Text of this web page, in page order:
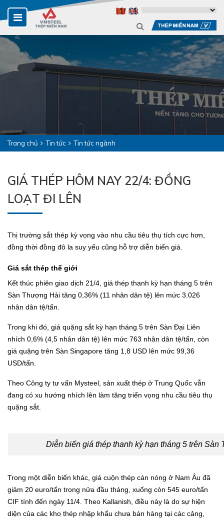
Trang chủ Tin tức Tin tức ngành
GIÁ THÉP HÔM NAY 22/4: ĐỒNG
LOẠT ĐI LÊN
Thị trường sắt thép kỳ vọng vào nhu cầu tiêu thụ tích cực hơn,
đồng thời đồng đô la suy yếu cũng hỗ trợ diễn biến giá.
Giá sắt thép thế giới
Kết thúc phiên giao dịch 21/4, giá thép thanh kỳ hạn tháng 5 trên
Sàn Thượng Hải tăng 0,36% (11 nhân dân tệ) lên mức 3.026
nhân dân tệ/tấn.
Trong khi đó, giá quặng sắt kỳ hạn tháng 5 trên Sàn Đại Liên
nhích 0,6% (4,5 nhân dân tệ) lên mức 763 nhân dân tệ/tấn, còn
giá quặng trên Sàn Singapore tăng 1,8 USD lên mức 99,36
USD/tấn.
Theo Công ty tư vấn Mysteel, sản xuất thép ở Trung Quốc vẫn
đang có xu hướng nhích lên làm tăng triển vọng nhu cầu tiêu thụ
quặng sắt.
Diễn biến giá thép thanh kỳ hạn tháng 5 trên Sàn
Trong một diễn biến khác, giá cuộn thép cán nóng ở Nam Âu đã
giảm 20 euro/tấn trong nửa đầu tháng, xuống còn 545 euro/tấn
CIF tính đến ngày 11/4. Theo Kallanish, điều này là do sự hiện
diện của các kho thép nhập khẩu chưa bán hàng tại các cảng,